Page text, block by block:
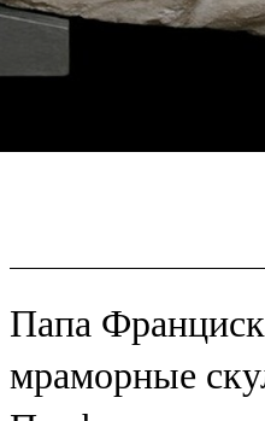
Папа
мраморные